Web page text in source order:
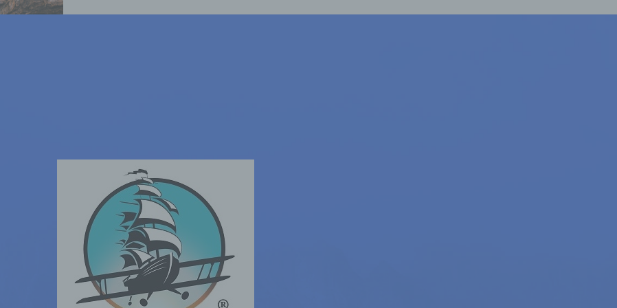
Verknüpfung, die Einschränkung, das Löschen oder die
bestimmte persönliche Aspekte, die sich auf eine
natürliche Person beziehen, zu bewerten, insbesondere,
um Aspekte bezüglich Arbeitsleistung, wirtschaftlicher
Lage, Gesundheit, persönlicher Vorlieben, Interessen,
Zuverlässigkeit, Verhalten, Aufenthaltsort oder
Ortswechsel dieser natürlichen Person zu analysieren
oder vorherzusagen.
f) Pseudonymisierung